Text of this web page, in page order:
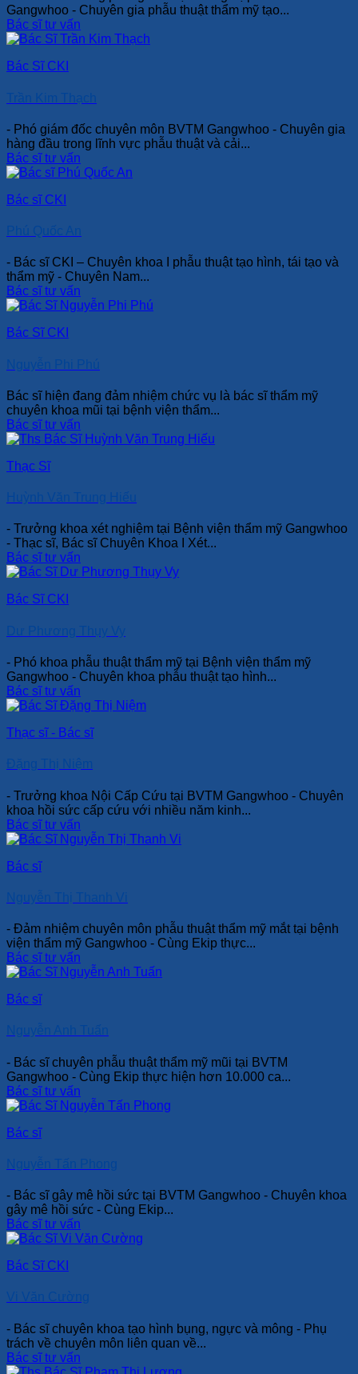
Gangwhoo - Chuyên gia phẫu thuật thẩm mỹ tạo...
Bác sĩ tư vấn
Bác Sĩ CKI
Trần Kim Thạch
- Phó giám đốc chuyên môn BVTM Gangwhoo - Chuyên gia
hàng đầu trong lĩnh vực phẫu thuật và cải...
Bác sĩ tư vấn
Bác sĩ CKI
Phú Quốc An
- Bác sĩ CKI – Chuyên khoa I phẫu thuật tạo hình, tái tạo và
thẩm mỹ - Chuyên Nam...
Bác sĩ tư vấn
Bác Sĩ CKI
Nguyễn Phi Phú
Bác sĩ hiện đang đảm nhiệm chức vụ là bác sĩ thẩm mỹ
chuyên khoa mũi tại bệnh viện thẩm...
Bác sĩ tư vấn
Thạc Sĩ
Huỳnh Văn Trung Hiếu
- Trưởng khoa xét nghiệm tại Bệnh viện thẩm mỹ Gangwhoo
- Thạc sĩ, Bác sĩ Chuyên Khoa I Xét...
Bác sĩ tư vấn
Bác Sĩ CKI
Dư Phương Thụy Vy
- Phó khoa phẫu thuật thẩm mỹ tại Bệnh viện thẩm mỹ
Gangwhoo - Chuyên khoa phẫu thuật tạo hình...
Bác sĩ tư vấn
Thạc sĩ - Bác sĩ
Đặng Thị Niệm
- Trưởng khoa Nội Cấp Cứu tại BVTM Gangwhoo - Chuyên
khoa hồi sức cấp cứu với nhiều năm kinh...
Bác sĩ tư vấn
Bác sĩ
Nguyễn Thị Thanh Vi
- Đảm nhiệm chuyên môn phẫu thuật thẩm mỹ mắt tại bệnh
viện thẩm mỹ Gangwhoo - Cùng Ekip thực...
Bác sĩ tư vấn
Bác sĩ
Nguyễn Anh Tuấn
- Bác sĩ chuyên phẫu thuật thẩm mỹ mũi tại BVTM
Gangwhoo - Cùng Ekip thực hiện hơn 10.000 ca...
Bác sĩ tư vấn
Bác sĩ
Nguyễn Tấn Phong
- Bác sĩ gây mê hồi sức tại BVTM Gangwhoo - Chuyên khoa
gây mê hồi sức - Cùng Ekip...
Bác sĩ tư vấn
Bác Sĩ CKI
Vi Văn Cường
- Bác sĩ chuyên khoa tạo hình bụng, ngực và mông - Phụ
trách về chuyên môn liên quan về...
Bác sĩ tư vấn